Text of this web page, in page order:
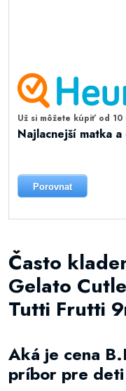
Už si môžete kúpiť od 10
Najlacnejší matka
Porovnat
Často
Gelato
Tutti Frutti
Aká je cena
príbor pre